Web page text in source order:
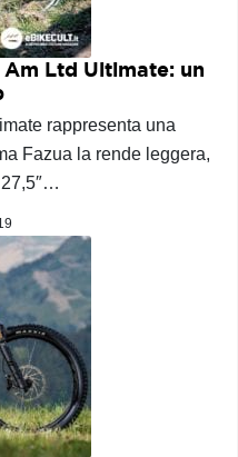
Ltd Ultimate: un
rappresenta una
Fazua la rende leggera,